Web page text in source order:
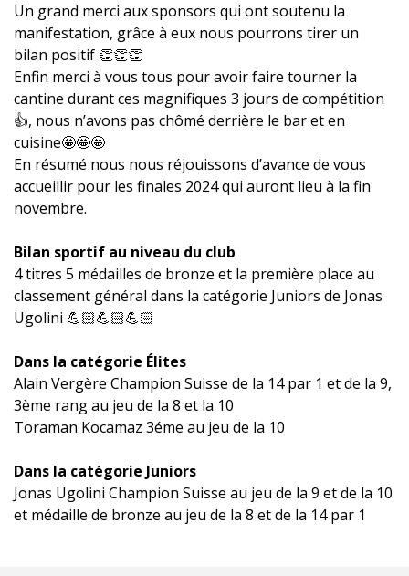
Un grand merci aux sponsors qui ont soutenu la
manifestation, grâce à eux nous pourrons tirer un
bilan positif 👏👏👏
Enfin merci à vous tous pour avoir faire tourner la
cantine durant ces magnifiques 3 jours de compétition
👍, nous n’avons pas chômé derrière le bar et en
cuisine🤩🤩🤩
En résumé nous nous réjouissons d’avance de vous
accueillir pour les finales 2024 qui auront lieu à la fin
novembre.
Bilan sportif au niveau du club
4 titres 5 médailles de bronze et la première place au
classement général dans la catégorie Juniors de Jonas
Ugolini 💪🏻💪🏻💪🏻
Dans la catégorie Élites
Alain Vergère Champion Suisse de la 14 par 1 et de la 9,
3ème rang au jeu de la 8 et la 10
Toraman Kocamaz 3éme au jeu de la 10
Dans la catégorie Juniors
Jonas Ugolini Champion Suisse au jeu de la 9 et de la 10
et médaille de bronze au jeu de la 8 et de la 14 par 1